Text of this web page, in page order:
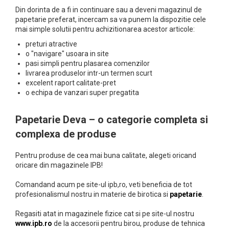
Culori si vopsele acrilice
Acuarele Guase
Pahare, palete si sorturi
pictura copii
Pensule scoala copii
Pensule cu rezervor
Pensule scolare set
Lipiciuri
Hartie si carton colorate
Hartie Creponata, Hartie
Glasata
Mape Birou/ Dosare Scolare
compartimente
Caseta bani
Clipboarduri
Folii de Ambalare
Pungi cu fermoar
Sfoara si Elastice
Mape de birou
Seturi cadou
Suporturi articole de birou
Suporturi documente cu
Tus/ Tusiera/ Buretiera
Celofan pentru flori
Snur Rafie pentru flori
Satin pentru impachetat buchete
Organza floristica
Snur dantela pentru flori
Cutii pentru flori
Albume
Plicuri pf
Sigilii si ceara pentru flori
Martisor si 8 Martie
Ziua indragostitilor &
Dragobete
Materiale de Craciun si An Nou
Carton Lucios
Carton Ondulat
Carton sidefat/ perlat
Carton texturat/ embosat
Cutii cadou si accesorii
Folii Transparente Pentru
Retroproiector
Hartie Cerata
Hartie de Impachetat
Hartie de Matase
Hartie Kraft
Indeletniciri practice
Quilling, Origami si accesorii
Tehnici de cusut si Broderie
Traforaj
Scrapbooking
Albume Scrapbooking
Cartoane pentru Scrapbooking
Instrumente de lucru Scrapbooking
Stampile si Accesorii
Stickere Decorative
Personalizare textile & decor
haine
Accesorii pentru personalizare
Etichete textile
Vopsele si markere textile
Stitch
Unicorn
Pictura pe fata
Pinata Party
Creta arta
Bureti tip Pensule
Caligrafie
Carton mousse (Foamboard)
Carti colorat pentru adulti
Seturi pentru arta
Accesorii pentru artisti
Culori Acrilice Spray
Sevalete pictura
Pixuri cu suport
Pixuri tip Roller
Pixuri unica folosinta
Din dorinta de a fi in continuare sau a deveni magazinul de
papetarie preferat, incercam sa va punem la dispozitie cele
mai simple solutii pentru achizitionarea acestor articole:
preturi atractive
o "navigare" usoara in site
pasi simpli pentru plasarea comenzilor
livrarea produselor intr-un termen scurt
excelent raport calitate-pret
o echipa de vanzari super pregatita
Papetarie Deva – o categorie completa si
complexa de produse
Pentru produse de cea mai buna calitate, alegeti oricand
oricare din magazinele IPB!
Comandand acum pe site-ul ipb,ro, veti beneficia de tot
profesionalismul nostru in materie de birotica si papetarie
Regasiti atat in magazinele fizice cat si pe site-ul nostru
www.ipb.ro de la accesorii pentru birou, produse de tehnica